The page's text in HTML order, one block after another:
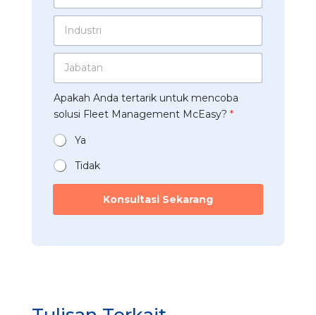
t
A
p
*
*
n
d
r
a
a
n
*
I
d
r
i
J
b
a
t
n
Apakah Anda tertarik untuk mencoba
solusi Fleet Management McEasy? *
Ya
Tidak
Konsultasi Sekarang